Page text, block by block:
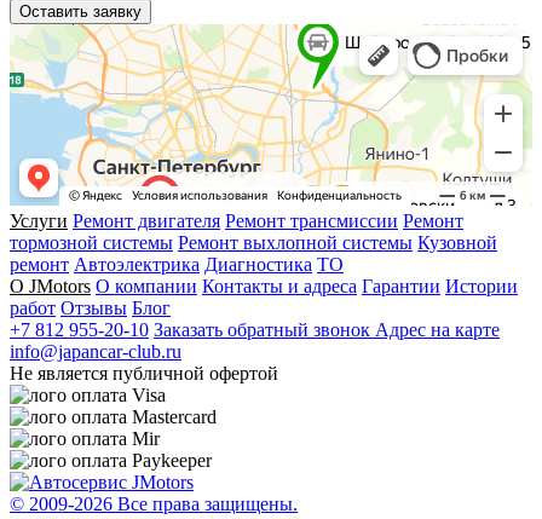
Оставить заявку
Услуги Ремонт двигателя Ремонт трансмиссии Ремонт
тормозной системы Ремонт выхлопной системы Кузовной
ремонт Автоэлектрика Диагностика ТО
О JMotors О компании Контакты и адреса Гарантии Истории
работ Отзывы Блог
+7 812 955-20-10 Заказать обратный звонок Адрес на карте
info@japancar-club.ru
Не является публичной офертой
© 2009-2026 Все права защищены.